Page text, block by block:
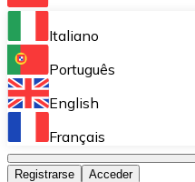
Bitnovo Ramp
Integra nuestra
Bitnovo Giftcards
Bitnovo OTC
Italiano
Português
English
Français
Registrarse Acceder